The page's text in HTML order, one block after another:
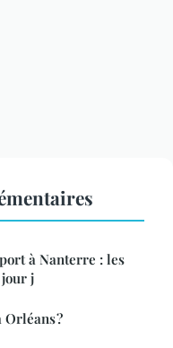
à Nanterre : les
j
?